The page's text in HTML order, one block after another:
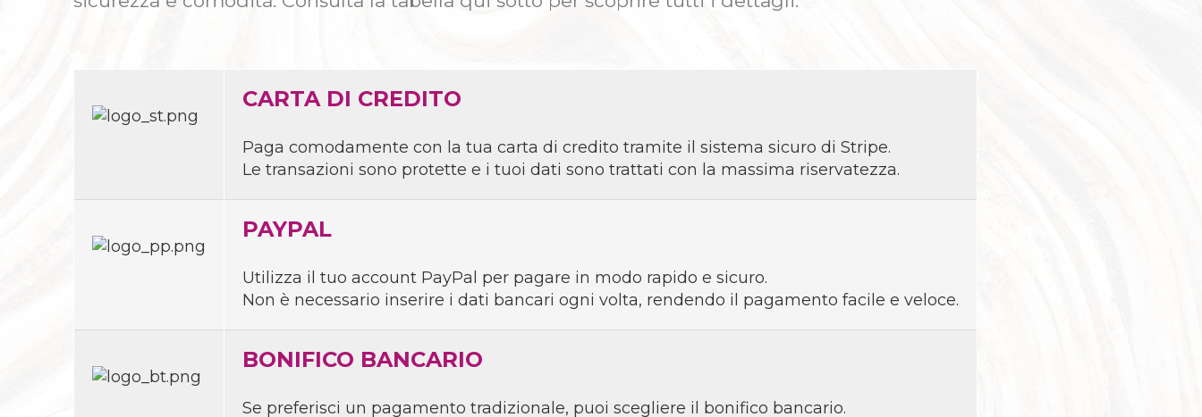
SACRE FAMILIE
ICONE
CANDELIERI
IN EBRAICO - LATINO - GRECO
SANGUE
CARTA DI CREDITO
Paga comodamente con la tua carta di credito tramite il sistema sicuro di Stripe.
Le transazioni sono protette e i tuoi dati sono trattati con la massima riservatezza.
PAYPAL
Utilizza il tuo account PayPal per pagare in modo rapido e sicuro.
Non è necessario inserire i dati bancari ogni volta, rendendo il pagamento facile e veloce.
BONIFICO BANCARIO
Se preferisci un pagamento tradizionale, puoi scegliere il bonifico bancario.